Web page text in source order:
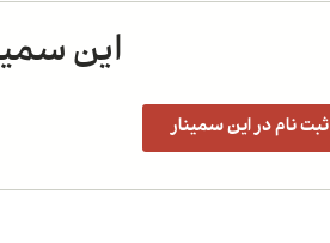
این
ثبت نام در این سمینار